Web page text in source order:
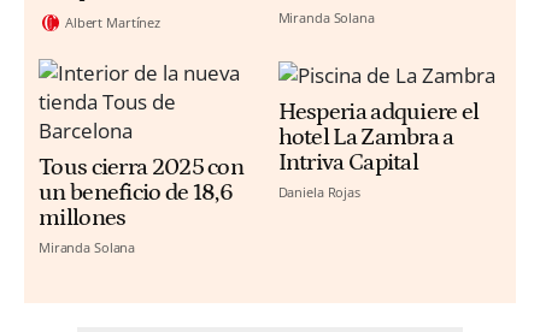
Albert Martínez Miranda Solana
Tous cierra 2025 con
un beneficio de 18,6
millones
Miranda Solana
Hesperia adquiere el
hotel La Zambra a
Intriva Capital
Daniela Rojas